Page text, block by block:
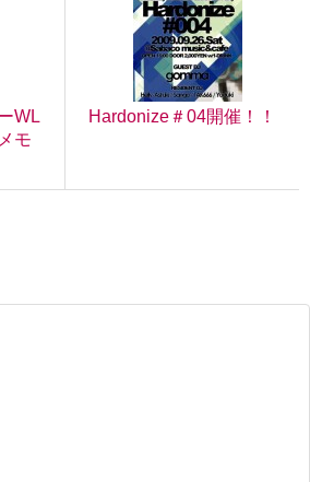
WL
モ
Hardonize＃04開催！！